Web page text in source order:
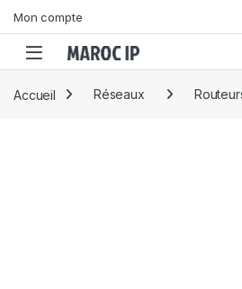
Mon compte
Accueil Réseaux